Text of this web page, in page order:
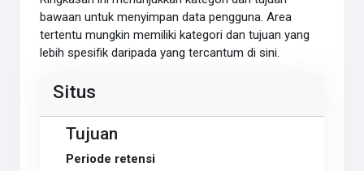
bawaan untuk menyimpan data pengguna. Area
tertentu mungkin memiliki kategori dan tujuan yang
lebih spesifik daripada yang tercantum di sini.
Situs
Tujuan
Periode retensi